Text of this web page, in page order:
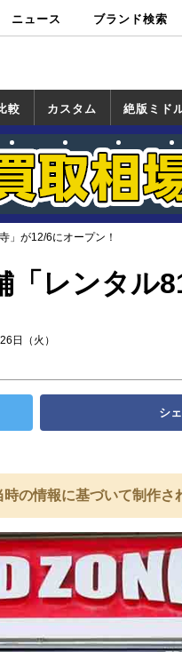
ニュース ブランド検索
較 カスタム
カスタム
一覧
ホンダ
ヤマハ
スズキ
カワサキ
絶版ミド
絶版ミド
一覧
ホンダ
ヤマハ
スズキ
カワサキ
道の駅調査隊
ツーリング情報局
日本の道50選
国道めぐり
林道ツーリング
」が12/6にオープン！
レンタル
日（火）
シ
の情報に基づいて制作さ